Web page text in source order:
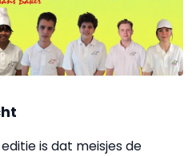
is dat meisjes de